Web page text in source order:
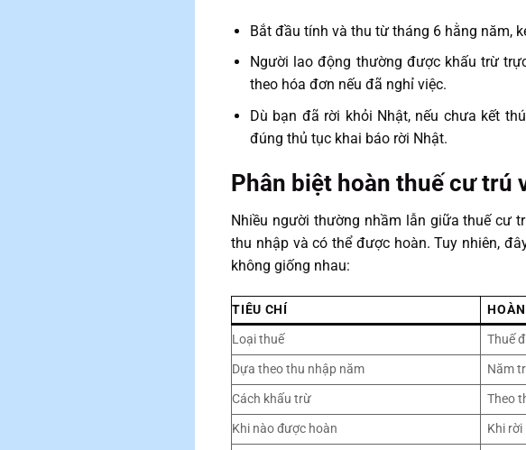
Bắt đầu tính và thu từ tháng 6 hằng năm,
Người lao động thường được khấu trừ
theo hóa đơn nếu đã nghỉ việc.
Dù bạn đã rời khỏi Nhật, nếu chưa kết
đúng thủ tục khai báo rời Nhật.
Phân biệt hoàn thuế cư trú
Nhiều người thường nhầm lẫn giữa thuế cư
thu nhập và có thể được hoàn. Tuy nhiên,
không giống nhau:
TIÊU CHÍ
Loại thuế
Thuế
Dựa theo thu nhập năm
Năm
Cách khấu trừ
Theo
Khi nào được hoàn
Khi